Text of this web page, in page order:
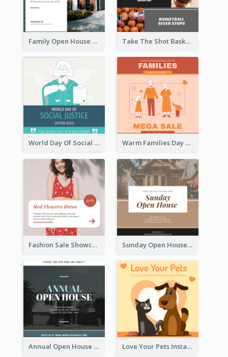
Family Open House Registration Instagram Post Take The Shot Basketball Instagram Post
World Day Of Social Justice Instagram Post Warm Families Day Sales Instagram Post
Fashion Sale Showcase Instagram Post Sunday Open House Instagram Post
Annual Open House Instagram Post Love Your Pets Instagram Post